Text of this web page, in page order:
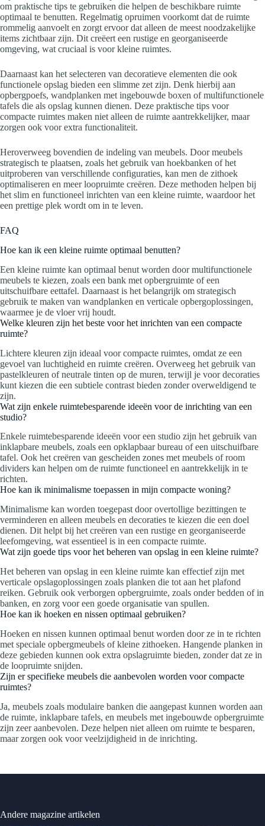
om praktische tips te gebruiken die helpen de beschikbare ruimte
optimaal te benutten. Regelmatig opruimen voorkomt dat de ruimte
rommelig aanvoelt en zorgt ervoor dat alleen de meest noodzakelijke
items zichtbaar zijn. Dit creëert een rustige en georganiseerde
omgeving, wat cruciaal is voor kleine ruimtes.
Daarnaast kan het selecteren van decoratieve elementen die ook
functionele opslag bieden een slimme zet zijn. Denk hierbij aan
opbergpoefs, wandplanken met ingebouwde boxen of multifunctionele
tafels die als opslag kunnen dienen. Deze praktische tips voor
compacte ruimtes maken niet alleen de ruimte aantrekkelijker, maar
zorgen ook voor extra functionaliteit.
Heroverweeg bovendien de indeling van meubels. Door meubels
strategisch te plaatsen, zoals het gebruik van hoekbanken of het
uitproberen van verschillende configuraties, kan men de zithoek
optimaliseren en meer loopruimte creëren. Deze methoden helpen bij
het slim en functioneel inrichten van een kleine ruimte, waardoor het
een prettige plek wordt om in te leven.
FAQ
Hoe kan ik een kleine ruimte optimaal benutten?
Een kleine ruimte kan optimaal benut worden door multifunctionele
meubels te kiezen, zoals een bank met opbergruimte of een
uitschuifbare eettafel. Daarnaast is het belangrijk om strategisch
gebruik te maken van wandplanken en verticale opbergoplossingen,
waarmee je de vloer vrij houdt.
Welke kleuren zijn het beste voor het inrichten van een compacte
ruimte?
Lichtere kleuren zijn ideaal voor compacte ruimtes, omdat ze een
gevoel van luchtigheid en ruimte creëren. Overweeg het gebruik van
pastelkleuren of neutrale tinten op de muren, terwijl je voor decoraties
kunt kiezen die een subtiele contrast bieden zonder overweldigend te
zijn.
Wat zijn enkele ruimtebesparende ideeën voor de inrichting van een
studio?
Enkele ruimtebesparende ideeën voor een studio zijn het gebruik van
inklapbare meubels, zoals een opklapbaar bureau of een uitschuifbare
tafel. Ook het creëren van gescheiden zones met meubels of room
dividers kan helpen om de ruimte functioneel en aantrekkelijk in te
richten.
Hoe kan ik minimalisme toepassen in mijn compacte woning?
Minimalisme kan worden toegepast door overtollige bezittingen te
verminderen en alleen meubels en decoraties te kiezen die een doel
dienen. Dit helpt bij het creëren van een rustige en georganiseerde
leefomgeving, wat essentieel is in een compacte ruimte.
Wat zijn goede tips voor het beheren van opslag in een kleine ruimte?
Het beheren van opslag in een kleine ruimte kan effectief zijn met
verticale opslagoplossingen zoals planken die tot aan het plafond
reiken. Gebruik ook verborgen opbergruimte, zoals onder bedden of in
banken, en zorg voor een goede organisatie van spullen.
Hoe kan ik hoeken en nissen optimaal gebruiken?
Hoeken en nissen kunnen optimaal benut worden door ze in te richten
met speciale opbergmeubels of kleine zithoeken. Hangende planken in
deze gebieden kunnen ook extra opslagruimte bieden, zonder dat ze in
de loopruimte snijden.
Zijn er specifieke meubels die aanbevolen worden voor compacte
ruimtes?
Ja, meubels zoals modulaire banken die aangepast kunnen worden aan
de ruimte, inklapbare tafels, en meubels met ingebouwde opbergruimte
zijn zeer aanbevolen. Deze helpen niet alleen om ruimte te besparen,
maar zorgen ook voor veelzijdigheid in de inrichting.
Andere magazine artikelen